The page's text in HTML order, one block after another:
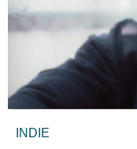
INDIE